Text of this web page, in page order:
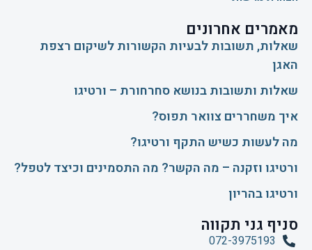
מאמרים אחרונים
שאלות, תשובות לבעיות הקשורות לשיקום רצפת
האגן
שאלות ותשובות בנושא סחרחורת – ורטיגו
איך משחררים צוואר תפוס?
​מה לעשות כשיש התקף ורטיגו?
ורטיגו וזקנה – מה הקשר? מה התסמינים וכיצד לטפל?
ורטיגו בהריון
סניף גני תקווה
072-3975193